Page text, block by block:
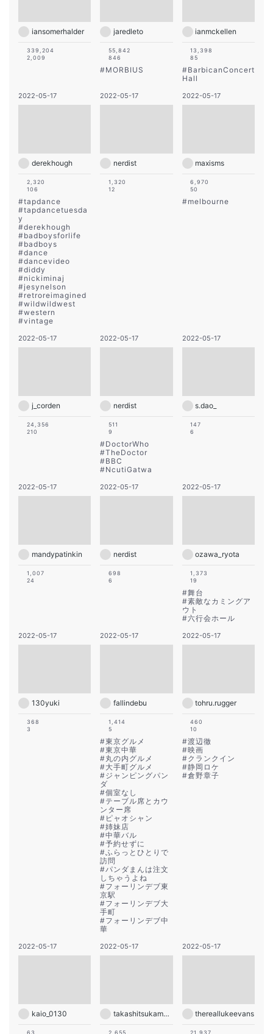
iansomerhalder
339,204
2,009
jaredleto
55,842
846
#MORBIUS
ianmckellen
13,398
85
#BarbicanConcert
Hall
2022-05-17
derekhough
2,320
106
#tapdance
#tapdancetuesda
y
#derekhough
#badboysforlife
#badboys
#dance
#dancevideo
#diddy
#nickiminaj
#jesynelson
#retroreimagined
#wildwildwest
#western
#vintage
2022-05-17
nerdist
1,320
12
2022-05-17
maxisms
6,970
50
#melbourne
2022-05-17
j_corden
24,356
210
2022-05-17
nerdist
511
9
#DoctorWho
#TheDoctor
#BBC
#NcutiGatwa
2022-05-17
s.dao_
147
6
2022-05-17
mandypatinkin
1,007
24
2022-05-17
nerdist
698
6
2022-05-17
ozawa_ryota
1,373
19
#舞台
#素敵なカミングア
ウト
#六行会ホール
2022-05-17
130yuki
368
3
2022-05-17
fallindebu
1,414
5
#東京グルメ
#東京中華
#丸の内グルメ
#大手町グルメ
#ジャンピングパン
ダ
#個室なし
#テーブル席とカウ
ンター席
# ピャオシャン
#姉妹店
#中華バル
#予約せずに
#ふらっとひとりで
訪問
#パンダまんは注文
しちゃうよね
#フォーリンデブ東
京駅
#フォーリンデブ大
手町
#フォーリンデブ中
華
2022-05-17
tohru.rugger
460
10
#渡辺徹
#映画
#クランクイン
#静岡ロケ
#倉野章子
2022-05-17
kaio_0130
63
2022-05-17
takashitsukamoto_official
2,655
2022-05-17
thereallukeevans
21,937